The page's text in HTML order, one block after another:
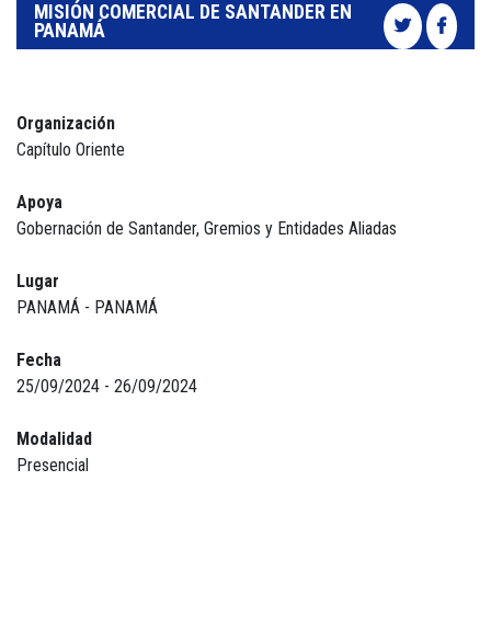
MISIÓN COMERCIAL DE SANTANDER EN
PANAMÁ
Organización
Capítulo Oriente
Apoya
Gobernación de Santander, Gremios y Entidades Aliadas
Lugar
PANAMÁ - PANAMÁ
Fecha
25/09/2024 - 26/09/2024
Modalidad
Presencial